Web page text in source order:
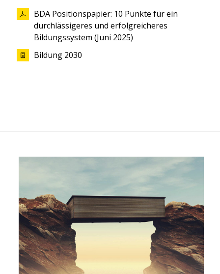
BDA Positionspapier: 10 Punkte für ein
durchlässigeres und erfolgreicheres
Bildungssystem (Juni 2025)
Bildung 2030